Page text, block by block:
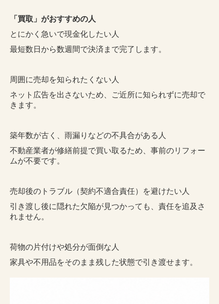
「買取」がおすすめの人
とにかく急いで現金化したい人
最短数日から数週間で決済まで完了します。
周囲に売却を知られたくない人
ネット広告を出さないため、ご近所に知られずに売却で
きます。
築年数が古く、雨漏りなどの不具合がある人
不動産業者が修繕前提で買い取るため、事前のリフォー
ムが不要です。
売却後のトラブル（契約不適合責任）を避けたい人
引き渡し後に隠れた欠陥が見つかっても、責任を追及さ
れません。
荷物の片付けや処分が面倒な人
家具や不用品をそのまま残した状態で引き渡せます。